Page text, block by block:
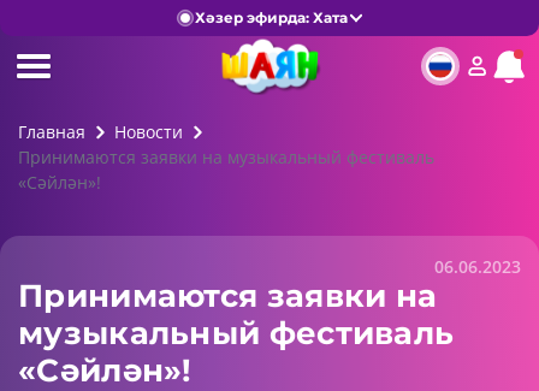
Хәзер эфирда: Хата
Главная
Новости
Принимаются заявки на музыкальный фестиваль
«Cәйлән»!
06.06.2023
Принимаются заявки на
музыкальный фестиваль
«Cәйлән»!